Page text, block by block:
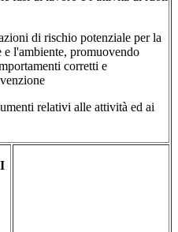
di rischio potenziale per la
e l'ambiente, promuovendo
corretti e
relativi alle attività ed ai